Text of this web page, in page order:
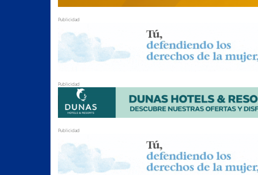
Publicidad
Publicidad
Publicidad